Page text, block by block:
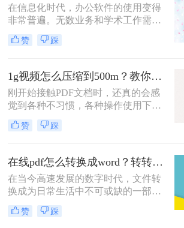
将介绍在电脑上将PDF转换成Word格
式的几种方法。
在信息化时代，办公软件的使用变得
非常普遍。无数业务和学术工作需要
我们处理大量的文档文件，尤其是以
PDF和Word格式出现的。PDF文件因
泛应用于电子书、教材、报告及宣传
刊物；然而，在需要编辑和修改内容
时，Word格式又显得更为灵活方便。
这就引出了一个常见问题：电脑pdf如
何转换成word文档？今天，让我们深
入探讨这个问题，并提供一些行之有
赞 踩
1g视频怎么压缩到500m？教你二个方法！
刚开始接触PDF文档时，还真的会感
觉到各种不习惯，各种操作使用下来
都不如word文档顺手，如果你还被这
种问题所困扰，所以今天，来为大家
什么阅读器，编辑器一类的软件，这
里还是有个好办法，我们不妨把PDF
文档直接转化为word文档，这样是不
是就方便很多了呢？那么如何1g视频
怎么压缩到500m，我们可以用什么方
法将视频压缩？下面就来看看吧。
赞 踩
在线pdf怎么转换成word？转转大师教你在线转换！
在当今高速发展的数字时代，文件转
换成为日常生活中不可或缺的一部
分。特别是对于经常需要处理大量文
档的人来说，快速而准确地将PDF文
赞 踩